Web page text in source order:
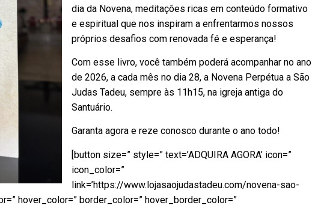
dia da Novena, meditações ricas em conteúdo formativo
e espiritual que nos inspiram a enfrentarmos nossos
próprios desafios com renovada fé e esperança!
Com esse livro, você também poderá acompanhar no ano
de 2026, a cada mês no dia 28, a Novena Perpétua a São
Judas Tadeu, sempre às 11h15, na igreja antiga do
Santuário.
Garanta agora e reze conosco durante o ano todo!
[button size=” style=” text=’ADQUIRA AGORA’ icon=”
icon_color=”
link=’https://www.lojasaojudastadeu.com/novena-sao-
hover_color=” border_color=” hover_border_color=”